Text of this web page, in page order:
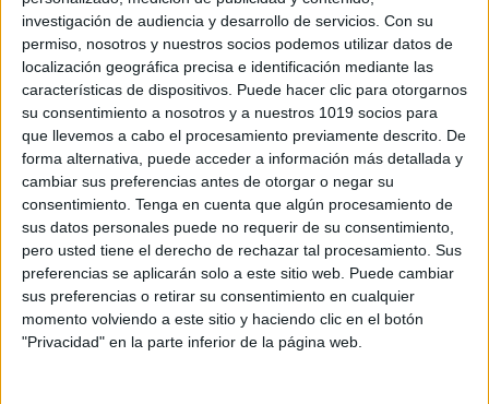
investigación de audiencia y desarrollo de servicios. Con su
permiso, nosotros y nuestros socios podemos utilizar datos de
localización geográfica precisa e identificación mediante las
características de dispositivos. Puede hacer clic para otorgarnos
su consentimiento a nosotros y a nuestros 1019 socios para
que llevemos a cabo el procesamiento previamente descrito. De
forma alternativa, puede acceder a información más detallada y
cambiar sus preferencias antes de otorgar o negar su
consentimiento. Tenga en cuenta que algún procesamiento de
sus datos personales puede no requerir de su consentimiento,
pero usted tiene el derecho de rechazar tal procesamiento. Sus
preferencias se aplicarán solo a este sitio web. Puede cambiar
sus preferencias o retirar su consentimiento en cualquier
momento volviendo a este sitio y haciendo clic en el botón
"Privacidad" en la parte inferior de la página web.
Calendario MATEMÁTICO de palillos mes
de MAYO 2025
Publicado el 27 abril, 2025
Te presentamos un divertido calendario matemático
especialmente diseñado para trabajar el conteo, el
cálculo mental y el desarrollo del pensamiento lógico a
través de un material manipulativo muy sencillo: ¡los
[…]
SEGUIR LEYENDO